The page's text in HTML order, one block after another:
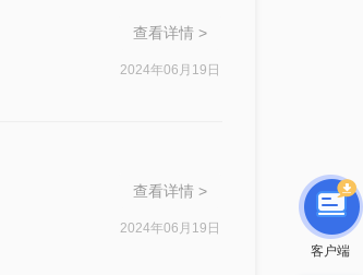
查看详情 >
2024年06月19日
查看详情 >
2024年06月19日
客户端